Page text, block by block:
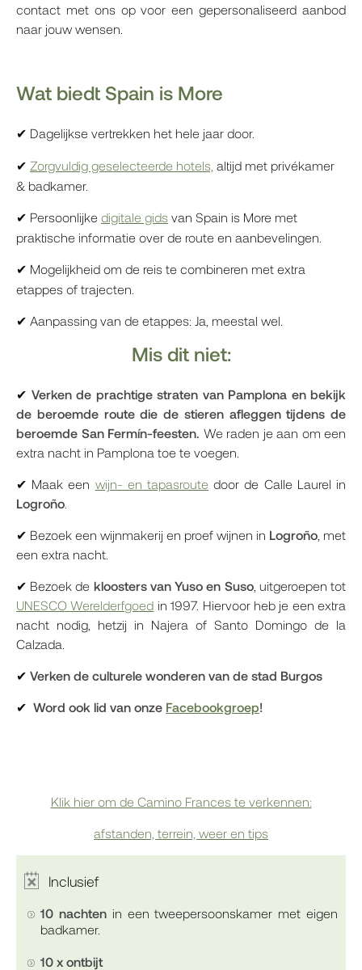
contact met ons op voor een gepersonaliseerd aanbod
naar jouw wensen.
Wat biedt Spain is More
✔ Dagelijkse vertrekken het hele jaar door.
✔ Zorgvuldig geselecteerde hotels, altijd met privékamer
& badkamer.
✔ Persoonlijke digitale gids van Spain is More met
praktische informatie over de route en aanbevelingen.
✔ Mogelijkheid om de reis te combineren met extra
etappes of trajecten.
✔ Aanpassing van de etappes: Ja, meestal wel.
Mis dit niet:
✔ Verken de prachtige straten van Pamplona en bekijk
de beroemde route die de stieren afleggen tijdens de
beroemde San Fermín-feesten. We raden je aan om een
extra nacht in Pamplona toe te voegen.
✔ Maak een wijn- en tapasroute door de Calle Laurel in
Logroño
✔ Bezoek een wijnmakerij en proef wijnen in Logroño , met
een extra nacht.
✔ Bezoek de kloosters van Yuso en Suso, uitgeroepen tot
UNESCO Werelderfgoed in 1997. Hiervoor heb je een extra
nacht nodig, hetzij in Najera of Santo Domingo de la
Calzada.
✔ Verken de culturele wonderen van de stad Burgos
✔ Word ook lid van onze Facebookgroep!
Klik hier om de Camino Frances te verkennen:
afstanden, terrein, weer en tips
Inclusief
10 nachtenin een tweepersoonskamer met eigen
badkamer.
10 x ontbijt